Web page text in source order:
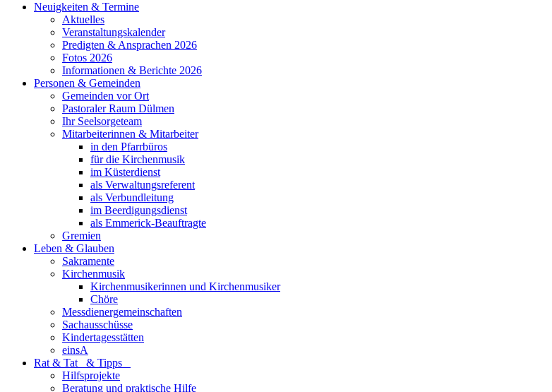
Neuigkeiten & Termine
Aktuelles
Veranstaltungskalender
Predigten & Ansprachen 2026
Fotos 2026
Informationen & Berichte 2026
Personen & Gemeinden
Gemeinden vor Ort
Pastoraler Raum Dülmen
Ihr Seelsorgeteam
Mitarbeiterinnen & Mitarbeiter
in den Pfarrbüros
für die Kirchenmusik
im Küsterdienst
als Verwaltungsreferent
als Verbundleitung
im Beerdigungsdienst
als Emmerick-Beauftragte
Gremien
Leben & Glauben
Sakramente
Kirchenmusik
Kirchenmusikerinnen und Kirchenmusiker
Chöre
Messdienergemeinschaften
Sachausschüsse
Kindertagesstätten
einsA
Rat & Tat & Tipps
Hilfsprojekte
Beratung und praktische Hilfe